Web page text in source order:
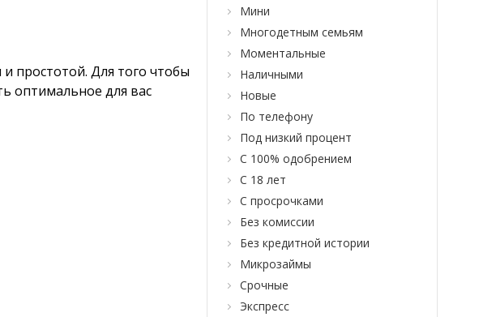
простотой. Для того чтобы
оптимальное для вас
Мини
Многодетным семьям
Моментальные
Наличными
Новые
По телефону
Под низкий процент
С 100% одобрением
С 18 лет
С просрочками
Без комиссии
Без кредитной истории
Микрозаймы
Срочные
Экспресс